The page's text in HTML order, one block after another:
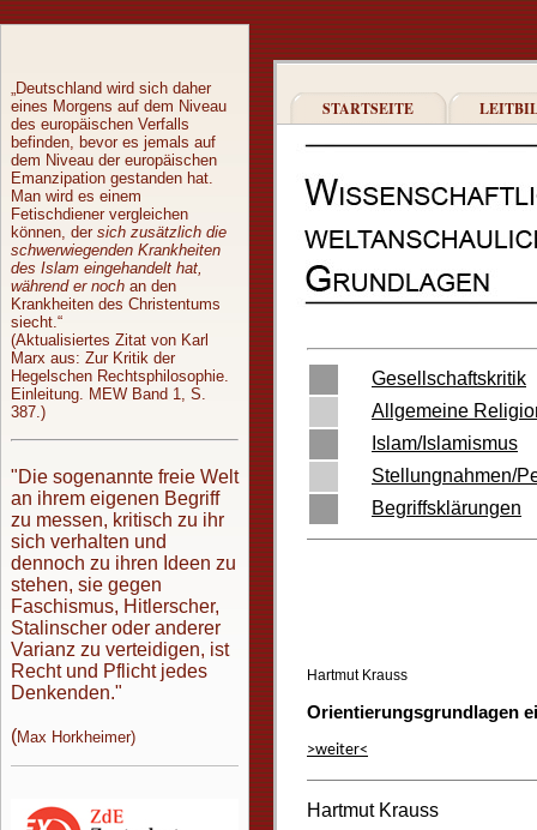
„Deutschland wird sich daher
eines Morgens auf dem Niveau
des europäischen Verfalls
befinden, bevor es jemals auf
dem Niveau der europäischen
Emanzipation gestanden hat.
Man wird es einem
Fetischdiener vergleichen
können, der sich zusätzlich die
schwerwiegenden Krankheiten
des Islam eingehandelt hat,
während er noch an den
Krankheiten des Christentums
siecht.“
(Aktualisiertes Zitat von Karl
Marx aus: Zur Kritik der
Hegelschen Rechtsphilosophie.
Einleitung. MEW Band 1, S.
387.)
"Die sogenannte freie Welt
an ihrem eigenen Begriff
zu messen, kritisch zu ihr
sich verhalten und
dennoch zu ihren Ideen zu
stehen, sie gegen
Faschismus, Hitlerscher,
Stalinscher oder anderer
Varianz zu verteidigen, ist
Recht und Pflicht jedes
Denkenden."
(Max Horkheimer)
STARTSEITE
Gesellschaftskritik
Allgemeine
Islam/Islamismus
Stellungnahmen/
Begriffsklärungen
Hartmut Krauss
Orientierungsgrundlagen
>weiter<
Hartmut Krauss